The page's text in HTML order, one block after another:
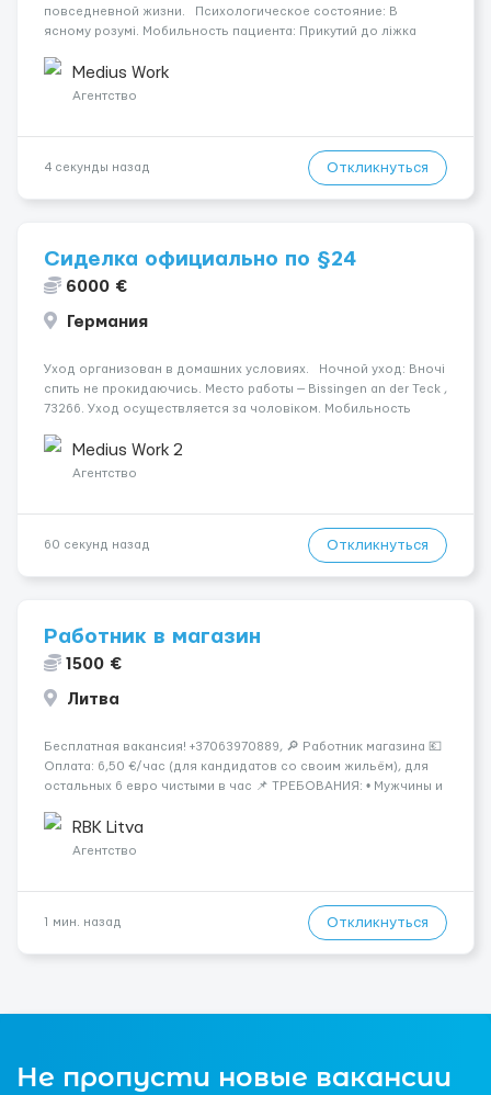
повседневной жизни. Психологическое состояние: В
ясному розумі. Мобильность пациента: Прикутий до ліжка
Место работы: Hohenstadt, 73345. Заработная плата — 1850
&eu...
Medius Work
Агентство
4 секунды назад Откликнуться
Сиделка официально по §24
6000 €
Германия
Уход организован в домашних условиях. Ночной уход: Вночі
спить не прокидаючись. Место работы — Bissingen an der Teck ,
73266. Уход осуществляется за чоловіком. Мобильность
чоловіча. Язык общения: німецька...
Medius Work 2
Агентство
60 секунд назад Откликнуться
Работник в магазин
1500 €
Литва
Бесплатная вакансия! +37063970889, 🔎 Работник магазина 💶
Оплата: 6,50 €/час (для кандидатов со своим жильём), для
остальных 6 евро чистыми в час 📌 ТРЕБОВАНИЯ: • Мужчины и
работать • Готовность работать в ...
RBK Litva
Агентство
1 мин. назад Откликнуться
Не пропусти новые вакансии